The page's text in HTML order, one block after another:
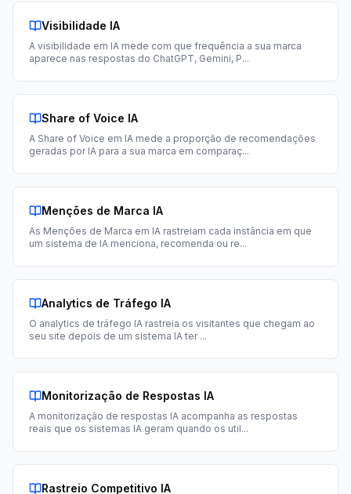
Visibilidade IA
A visibilidade em IA mede com que frequência a sua marca
aparece nas respostas do ChatGPT, Gemini, P...
Share of Voice IA
A Share of Voice em IA mede a proporção de recomendações
geradas por IA para a sua marca em comparaç...
Menções de Marca IA
As Menções de Marca em IA rastreiam cada instância em que
um sistema de IA menciona, recomenda ou re...
Analytics de Tráfego IA
O analytics de tráfego IA rastreia os visitantes que chegam ao
seu site depois de um sistema IA ter ...
Monitorização de Respostas IA
A monitorização de respostas IA acompanha as respostas
reais que os sistemas IA geram quando os util...
Rastreio Competitivo IA